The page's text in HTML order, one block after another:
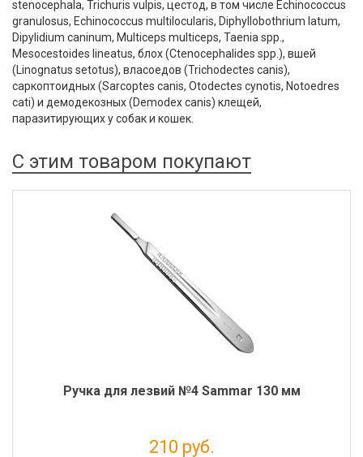
stenocephala, Trichuris vulpis, цестод, в том числе Echinococcus
granulosus, Echinococcus multilocularis, Diphyllobothrium latum,
Dipylidium caninum, Multiceps multiceps, Taenia spp.,
Mesocestoides lineatus, блох (Ctenocephalides spp.), вшей
(Linognatus setotus), власоедов (Trichodectes canis),
саркоптоидных (Sarcoptes canis, Otodectes cynotis, Notoedres
cati) и демодекозных (Demodex canis) клещей,
паразитирующих у собак и кошек.
С этим товаром покупают
Ручка для лезвий №4 Sammar 130 мм
210 руб.